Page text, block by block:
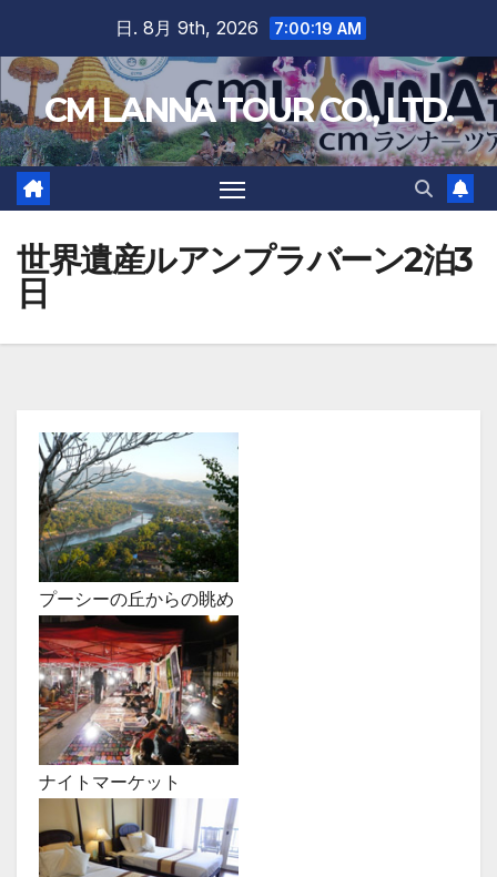
content
日. 8月 9th, 2026 7:00:20 AM
CM LANNA TOUR CO., LTD.
世界遺産ルアンプラバーン2泊3
日
プーシーの丘からの眺め
ナイトマーケット